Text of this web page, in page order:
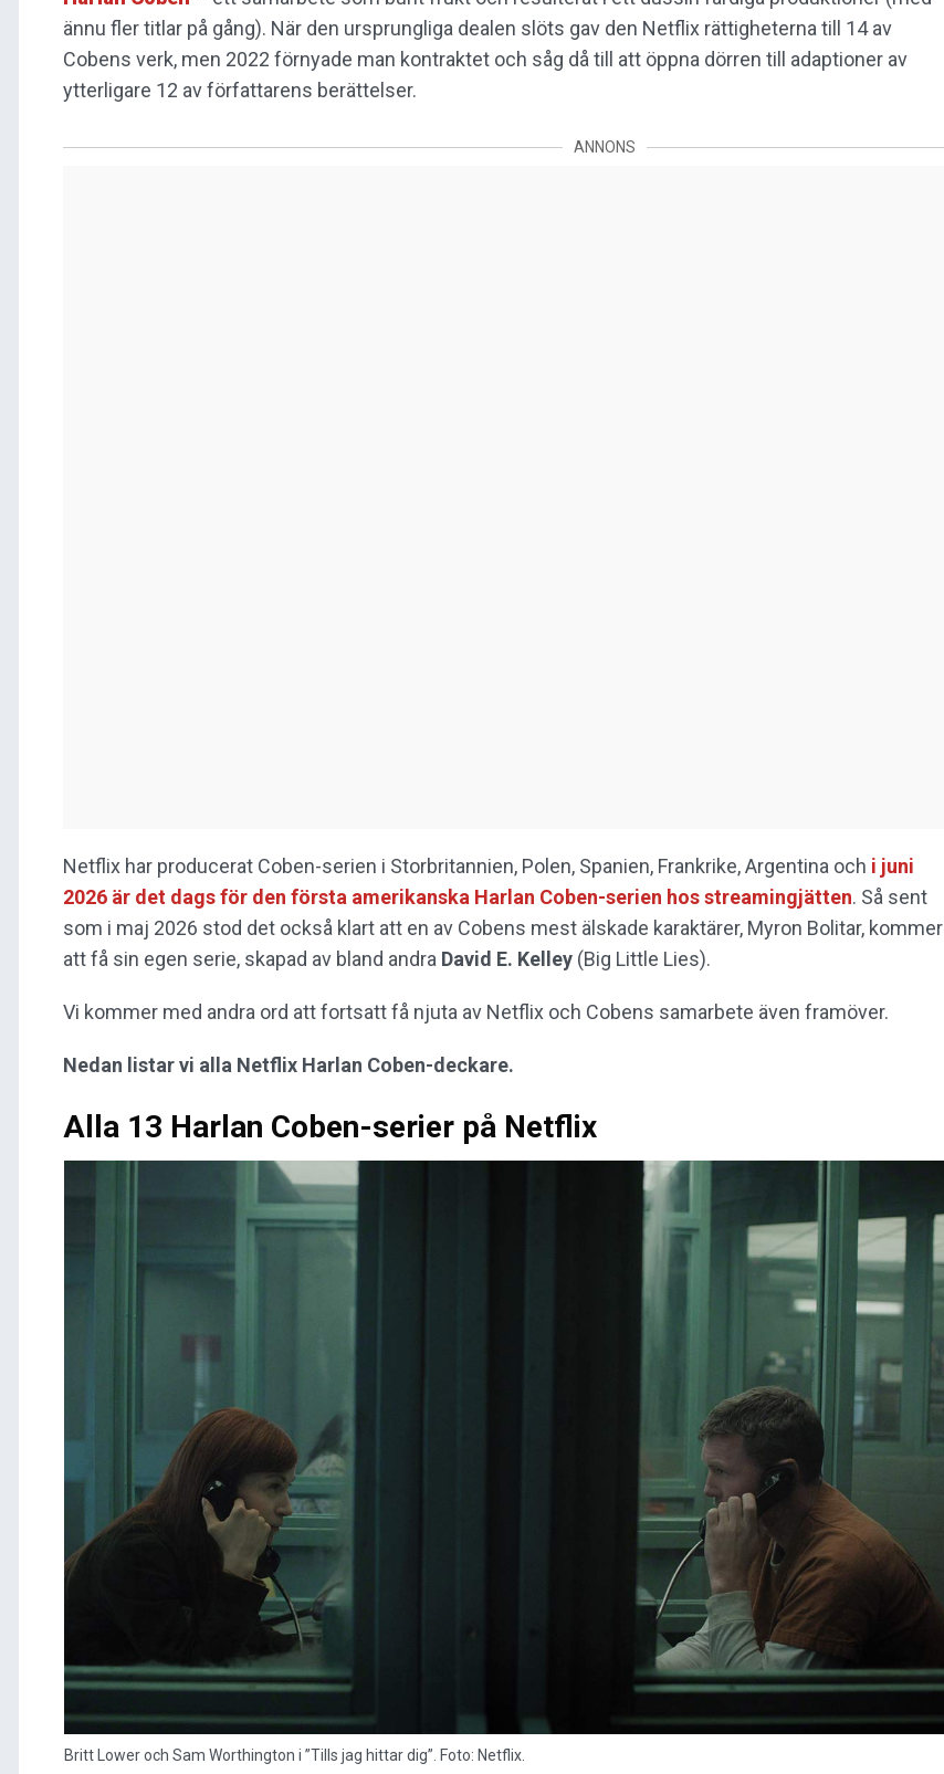
ännu fler titlar på gång). När den ursprungliga dealen slöts gav den Netflix rättigheterna till 14 av
Cobens verk, men 2022 förnyade man kontraktet och såg då till att öppna dörren till adaptioner av
ytterligare 12 av författarens berättelser.
ANNONS
Netflix har producerat Coben-serien i Storbritannien, Polen, Spanien, Frankrike, Argentina och i juni
2026 är det dags för den första amerikanska Harlan Coben-serien hos streamingjätten. Så sent
som i maj 2026 stod det också klart att en av Cobens mest älskade karaktärer, Myron Bolitar, kommer
att få sin egen serie, skapad av bland andra David E. Kelley (Big Little Lies).
Vi kommer med andra ord att fortsatt få njuta av Netflix och Cobens samarbete även framöver.
Nedan listar vi alla Netflix Harlan Coben-deckare.
Alla 13 Harlan Coben-serier på Netflix
Britt Lower och Sam Worthington i ”Tills jag hittar dig”. Foto: Netflix.